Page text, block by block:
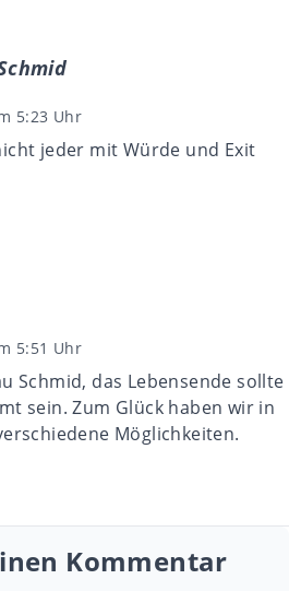
5:23 Uhr
jeder mit Würde und Exit
5:51 Uhr
Schmid, das Lebensende sollte
sein. Zum Glück haben wir in
Möglichkeiten.
Kommentar